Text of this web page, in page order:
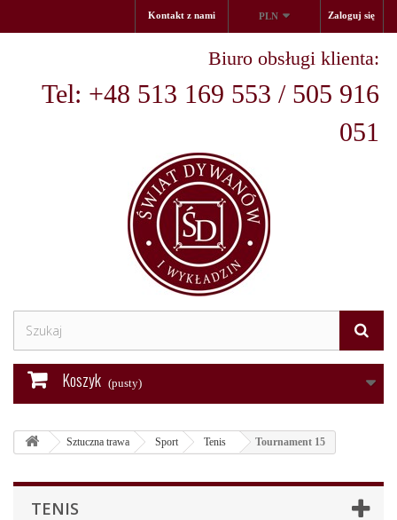
Zaloguj się
PLN
Kontakt z nami
Biuro obsługi klienta:
Tel: +48 513 169 553 / 505 916
051
Koszyk (pusty)
Sztuczna trawa Sport Tenis Tournament 15
TENIS